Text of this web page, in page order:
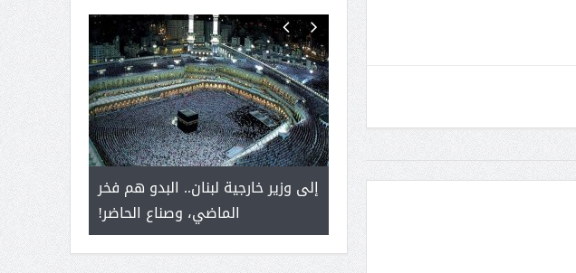
سلمان بن
إلى وزير خارجية لبنان.. البدو هم فخر
الماضي، وصناع الحاضر!
( مشعل بن عبد الله ) .. أمير يحمل
جينات الوطن ويتغذى من عشق
القيادة